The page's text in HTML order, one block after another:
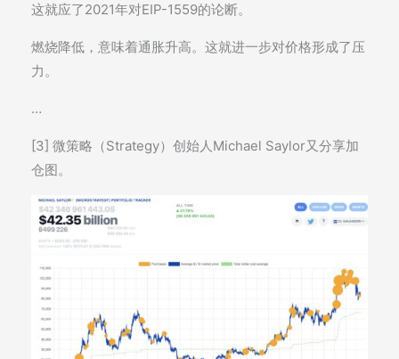
这就应了2021年对EIP-1559的论断。
燃烧降低，意味着通胀升高。这就进一步对价格形成了压
力。
…
[3] 微策略（Strategy）创始人Michael Saylor又分享加
仓图。